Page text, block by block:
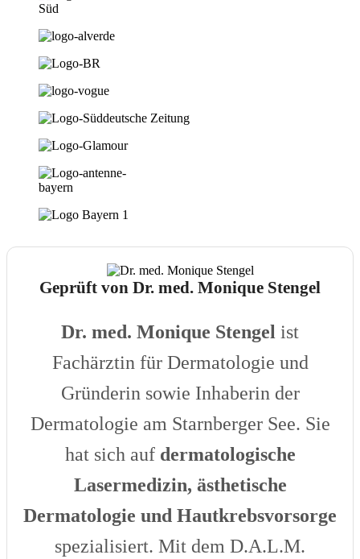
Geprüft von Dr. med. Monique Stengel
Dr. med. Monique Stengel ist
Fachärztin für Dermatologie und
Gründerin sowie Inhaberin der
Dermatologie am Starnberger See. Sie
hat sich auf dermatologische
Lasermedizin, ästhetische
Dermatologie und Hautkrebsvorsorge
spezialisiert. Mit dem D.A.L.M.